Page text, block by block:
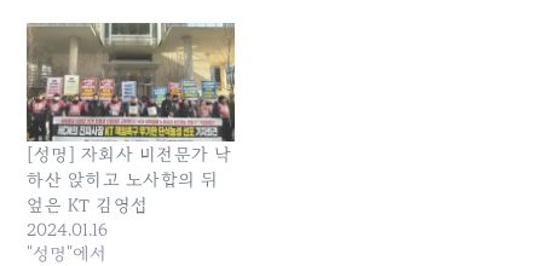
TF는 지난해 대규모 구조조
정 이후…
[성명] 자회사 비전문가 낙
하산 앉히고 노사합의 뒤
엎은 KT 김영섭
2024.01.16
"성명"에서